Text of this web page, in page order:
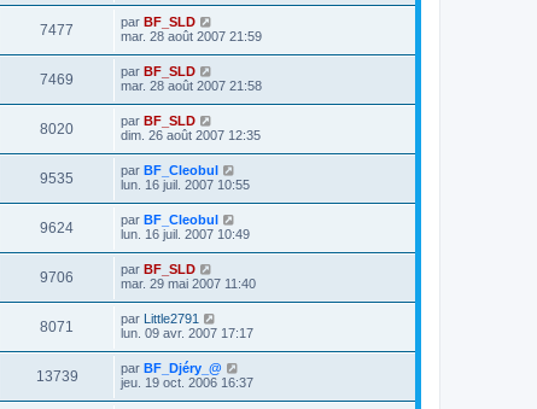
7477 par BF_SLD
mar. 28 août 2007 21:59
7469 par BF_SLD
mar. 28 août 2007 21:58
8020 par BF_SLD
dim. 26 août 2007 12:35
9535 par BF_Cleobul
lun. 16 juil. 2007 10:55
9624 par BF_Cleobul
lun. 16 juil. 2007 10:49
9706 par BF_SLD
mar. 29 mai 2007 11:40
8071 par
Little2791
lun. 09 avr. 2007 17:17
13739 par BF_Djéry_@
jeu. 19 oct. 2006 16:37